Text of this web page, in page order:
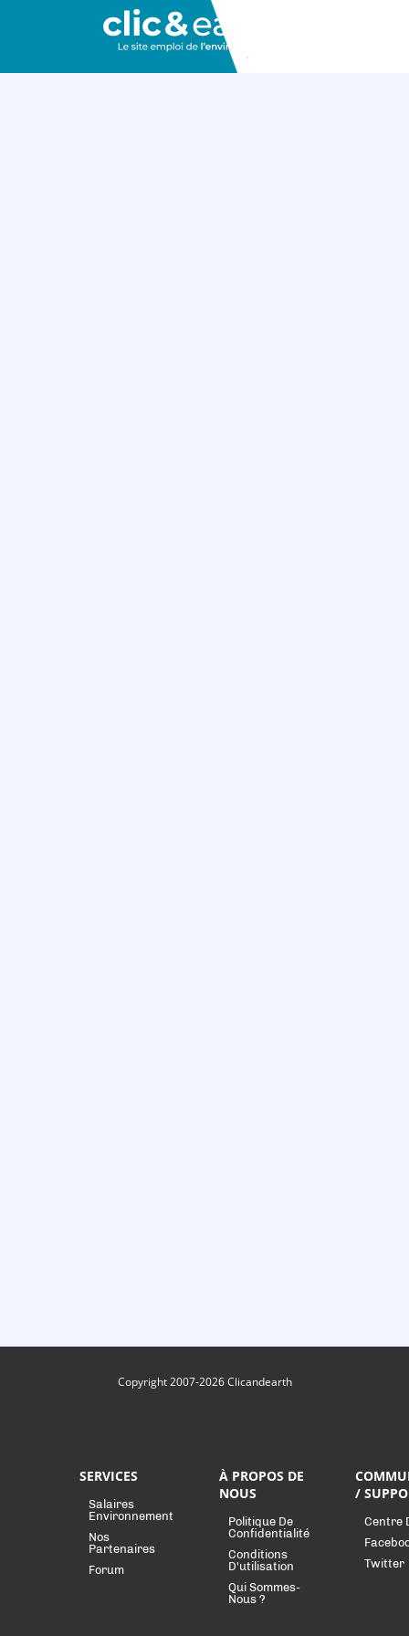
Copyright 2007-2026 Clicandearth
SERVICES
Salaires
Environnement
Nos
Partenaires
Forum
À PROPOS DE
NOUS
Politique De
Confidentialité
Conditions
D'utilisation
Qui Sommes-
Nous ?
/
Centre
Twitter